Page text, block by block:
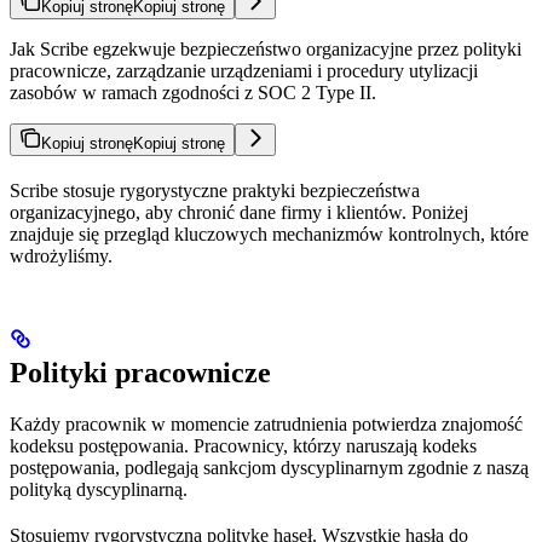
Kopiuj stronęKopiuj stronę
Jak Scribe egzekwuje bezpieczeństwo organizacyjne przez polityki
pracownicze, zarządzanie urządzeniami i procedury utylizacji
zasobów w ramach zgodności z SOC 2 Type II.
Kopiuj stronęKopiuj stronę
Scribe stosuje rygorystyczne praktyki bezpieczeństwa
organizacyjnego, aby chronić dane firmy i klientów. Poniżej
znajduje się przegląd kluczowych mechanizmów kontrolnych, które
wdrożyliśmy.
Polityki pracownicze
Każdy pracownik w momencie zatrudnienia potwierdza znajomość
kodeksu postępowania. Pracownicy, którzy naruszają kodeks
postępowania, podlegają sankcjom dyscyplinarnym zgodnie z naszą
polityką dyscyplinarną.
Stosujemy rygorystyczną politykę haseł. Wszystkie hasła do